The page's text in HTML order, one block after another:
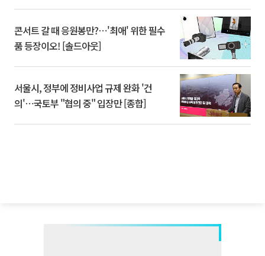
콘서트 갈 때 응원봉만?⋯'최애' 위한 필수
품 등장이오! [솔드아웃]
서울시, 정부에 정비사업 규제 완화 '건
의'⋯국토부 "협의 중" 입장만 [종합]